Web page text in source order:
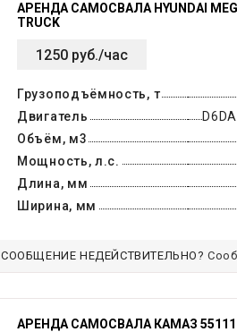
АРЕНДА САМОСВАЛА HYUNDAI
TRUCK
1250 руб./час
Грузоподъёмность, т
Двигатель
Объём, м3
Мощность, л.с.
Длина, мм
Ширина, мм
СООБЩЕНИЕ НЕДЕЙСТВИТЕЛЬНО?
АРЕНДА САМОСВАЛА КАМАЗ 55111